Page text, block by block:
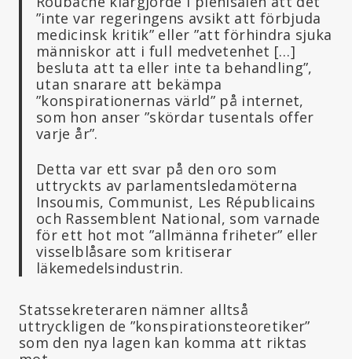
”inte var regeringens avsikt att förbjuda
medicinsk kritik” eller ”att förhindra sjuka
människor att i full medvetenhet […]
besluta att ta eller inte ta behandling”,
utan snarare att bekämpa
”konspirationernas värld” på internet,
som hon anser ”skördar tusentals offer
varje år”.
Detta var ett svar på den oro som
uttryckts av parlamentsledamöterna
Insoumis, Communist, Les Républicains
och Rassemblent National, som varnade
för ett hot mot ”allmänna friheter” eller
visselblåsare som kritiserar
läkemedelsindustrin.
Statssekreteraren nämner alltså
uttryckligen de ”konspirationsteoretiker”
som den nya lagen kan komma att riktas